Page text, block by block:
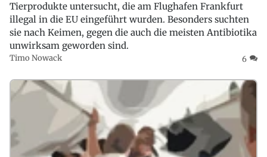
Tierprodukte untersucht, die am Flughafen Frankfurt
illegal in die EU eingeführt wurden. Besonders suchten
sie nach Keimen, gegen die auch die meisten Antibiotika
unwirksam geworden sind.
Timo Nowack 6